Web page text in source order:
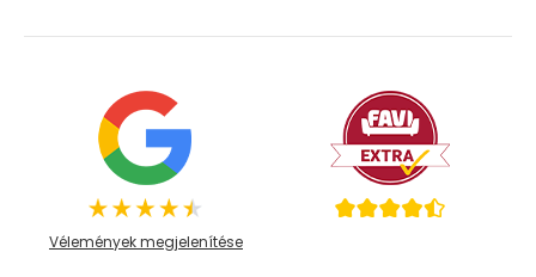
Vélemények megjelenítése